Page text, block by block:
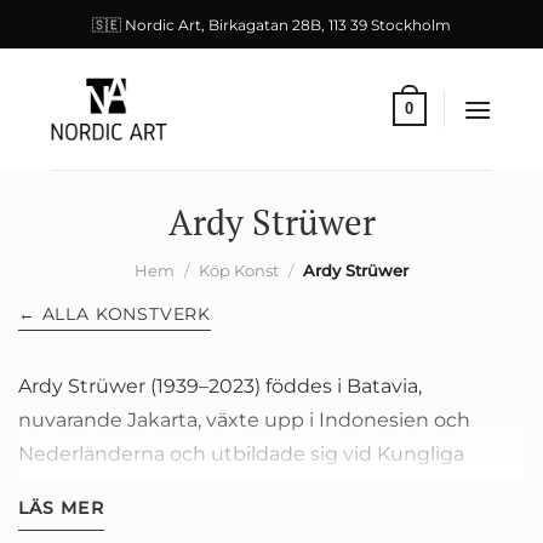
to
🇸🇪 Nordic Art, Birkagatan 28B, 113 39 Stockholm
0
Ardy Strüwer
Hem / Köp Konst / Ardy Strüwer
← ALLA KONSTVERK
Ardy Strüwer (1939–2023) föddes i Batavia,
nuvarande Jakarta, växte upp i Indonesien och
Nederländerna och utbildade sig vid Kungliga
LÄS MER